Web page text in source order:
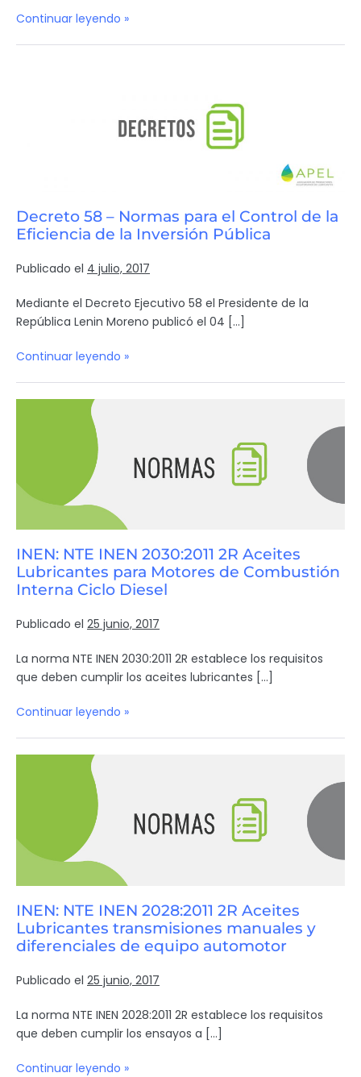
Continuar leyendo »
Decreto 58 – Normas para el Control de la
Eficiencia de la Inversión Pública
Publicado el 4 julio, 2017
Mediante el Decreto Ejecutivo 58 el Presidente de la
República Lenin Moreno publicó el 04 […]
Continuar leyendo »
INEN: NTE INEN 2030:2011 2R Aceites
Lubricantes para Motores de Combustión
Interna Ciclo Diesel
Publicado el 25 junio, 2017
La norma NTE INEN 2030:2011 2R establece los requisitos
que deben cumplir los aceites lubricantes […]
Continuar leyendo »
INEN: NTE INEN 2028:2011 2R Aceites
Lubricantes transmisiones manuales y
diferenciales de equipo automotor
Publicado el 25 junio, 2017
La norma NTE INEN 2028:2011 2R establece los requisitos
que deben cumplir los ensayos a […]
Continuar leyendo »